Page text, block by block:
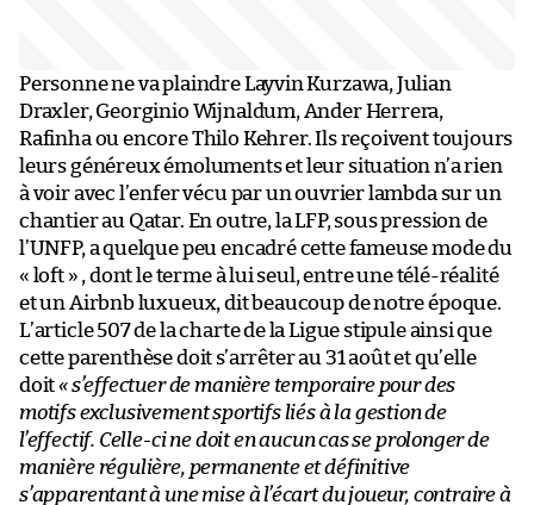
Personne ne va plaindre Layvin Kurzawa, Julian
Draxler, Georginio Wijnaldum, Ander Herrera,
Rafinha ou encore Thilo Kehrer. Ils reçoivent toujours
leurs généreux émoluments et leur situation n’a rien
à voir avec l’enfer vécu par un ouvrier lambda sur un
chantier au Qatar. En outre, la LFP, sous pression de
l’UNFP, a quelque peu encadré cette fameuse mode du
« loft » , dont le terme à lui seul, entre une télé-réalité
et un Airbnb luxueux, dit beaucoup de notre époque.
L’article 507 de la charte de la Ligue stipule ainsi que
cette parenthèse doit s’arrêter au 31 août et qu’elle
doit« s’effectuer de manière temporaire pour des
motifs exclusivement sportifs liés à la gestion de
l’effectif. Celle-ci ne doit en aucun cas se prolonger de
manière régulière, permanente et définitive
s’apparentant à une mise à l’écart du joueur, contraire à